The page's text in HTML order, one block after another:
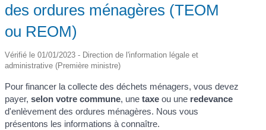
des ordures ménagères (TEOM
ou REOM)
Vérifié le 01/01/2023 - Direction de l'information légale et
administrative (Première ministre)
Pour financer la collecte des déchets ménagers, vous devez
payer,selon votre commune, unetaxe ou une redevance
d'enlèvement des ordures ménagères. Nous vous
présentons les informations à connaître.